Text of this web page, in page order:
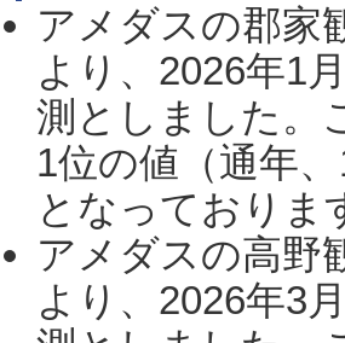
アメダスの郡家
より、2026年1
測としました。
1位の値（通年
となっておりま
アメダスの高野
より、2026年3